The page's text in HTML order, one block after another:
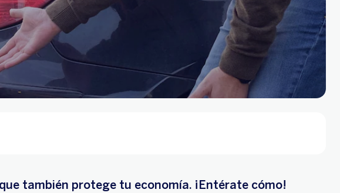
también protege tu economía. ¡Entérate cómo!